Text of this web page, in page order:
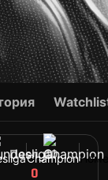
Champion
Посл. 40
0